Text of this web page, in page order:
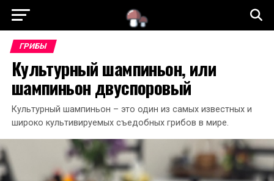
ГЛАВНАЯ
НЕСЪЕДОБНЫЕ ГРИБЫ ЯДОВИТЫЕ ГРИБЫ
ГРИБЫ
Культурный шампиньон, или
шампиньон двуспоровый
Культурный шампиньон – это один из самых известных и
широко культивируемых съедобных грибов в мире.